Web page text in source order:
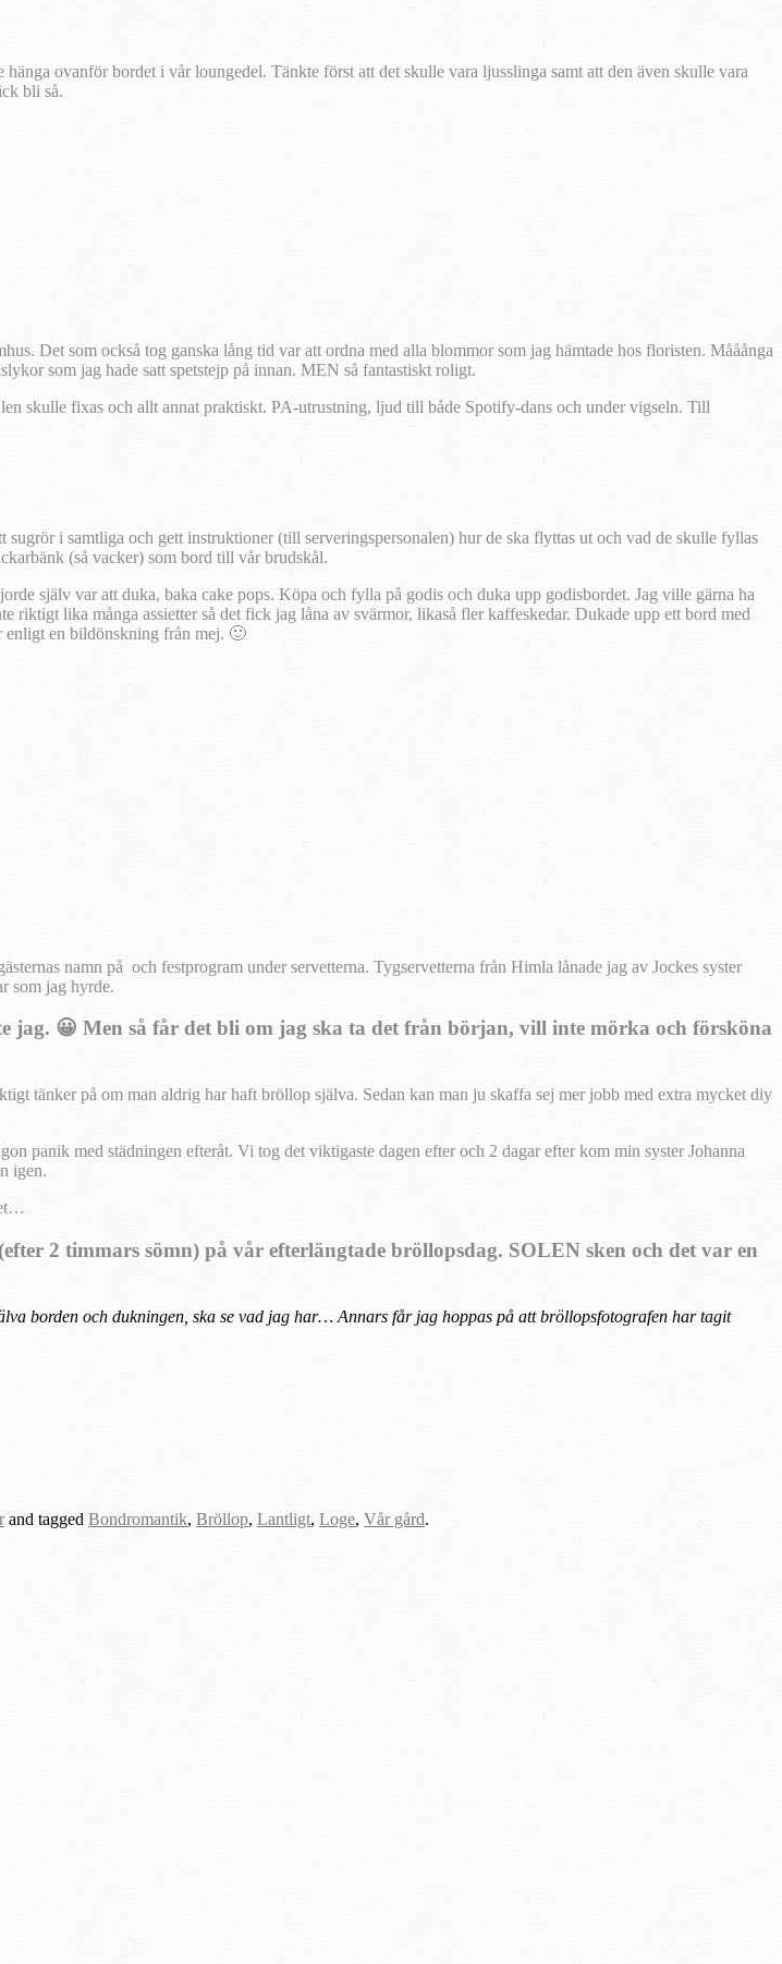
ovanför bordet i vår loungedel. Tänkte först att det skulle vara ljusslinga samt att den även skulle vara
bli så.
Det som också tog ganska lång tid var att ordna med alla blommor som jag hämtade hos floristen. Mååånga
som jag hade satt spetstejp på innan. MEN så fantastiskt roligt.
skulle fixas och allt annat praktiskt. PA-utrustning, ljud till både Spotify-dans och under vigseln. Till
i samtliga och gett instruktioner (till serveringspersonalen) hur de ska flyttas ut och vad de skulle fyllas
(så vacker) som bord till vår brudskål.
själv var att duka, baka cake pops. Köpa och fylla på godis och duka upp godisbordet. Jag ville gärna ha
lika många assietter så det fick jag låna av svärmor, likaså fler kaffeskedar. Dukade upp ett bord med
enligt en bildönskning från mej. 🙂
namn på och festprogram under servetterna. Tygservetterna från Himla lånade jag av Jockes syster
som jag hyrde.
😀 Men så får det bli om jag ska ta det från början, vill inte mörka och försköna
tänker på om man aldrig har haft bröllop själva. Sedan kan man ju skaffa sej mer jobb med extra mycket diy
panik med städningen efteråt. Vi tog det viktigaste dagen efter och 2 dagar efter kom min syster Johanna
igen.
2 timmars sömn) på vår efterlängtade bröllopsdag. SOLEN sken och det var en
borden och dukningen, ska se vad jag har… Annars får jag hoppas på att bröllopsfotografen har tagit
and tagged Bondromantik, Bröllop, Lantligt, Loge, Vår gård.